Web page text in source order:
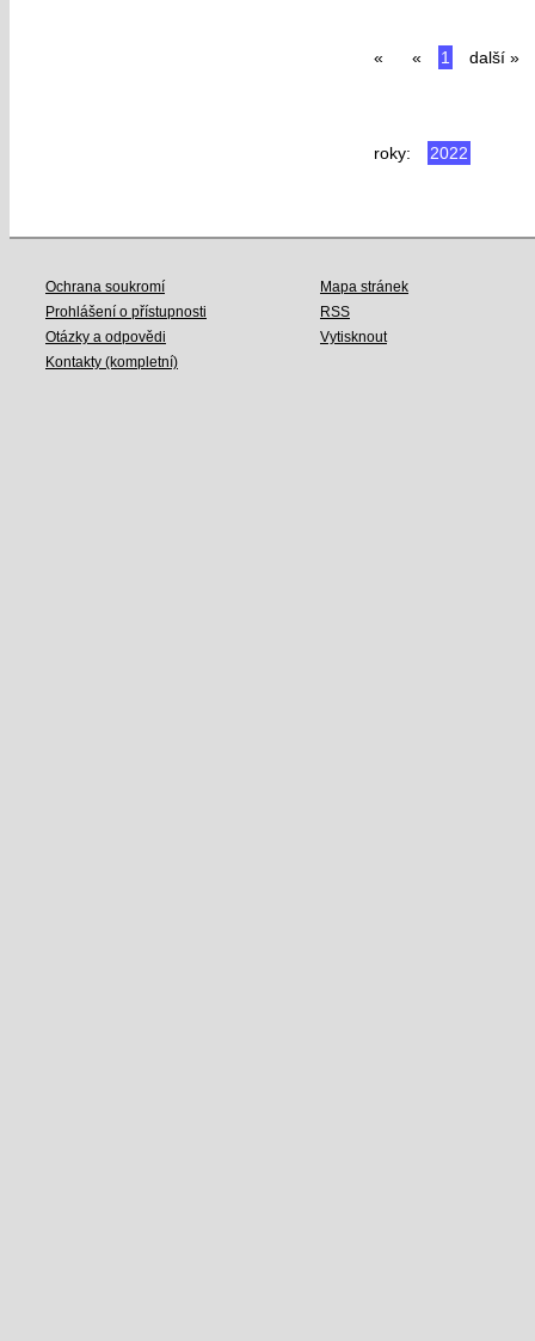
« « 1 další »
roky: 2022
Ochrana soukromí
Prohlášení o přístupnosti
Otázky a odpovědi
Kontakty (kompletní)
Mapa stránek
RSS
Vytisknout